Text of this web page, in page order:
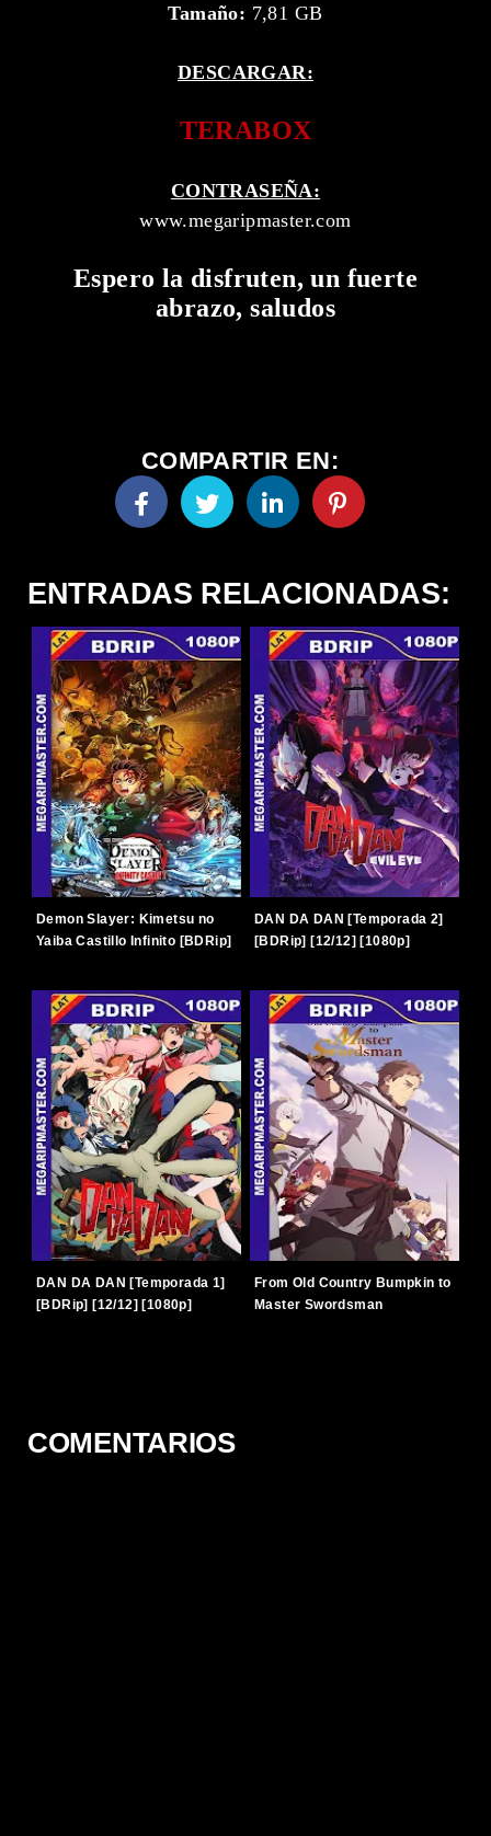
Tamaño: 7,81 GB
DESCARGAR:
TERABOX
CONTRASEÑA:
www.megaripmaster.com
Espero la disfruten, un fuerte
abrazo, saludos
COMPARTIR EN:
ENTRADAS RELACIONADAS:
Demon Slayer: Kimetsu no
Yaiba Castillo Infinito [BDRip]
DAN DA DAN [Temporada 2]
[BDRip] [12/12] [1080p]
DAN DA DAN [Temporada 1]
[BDRip] [12/12] [1080p]
From Old Country Bumpkin to
Master Swordsman
COMENTARIOS